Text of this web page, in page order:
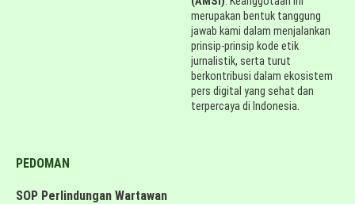
merupakan bentuk tanggung
jawab kami dalam menjalankan
prinsip-prinsip kode etik
jurnalistik, serta turut
berkontribusi dalam ekosistem
pers digital yang sehat dan
terpercaya di Indonesia.
PEDOMAN
SOP Perlindungan Wartawan